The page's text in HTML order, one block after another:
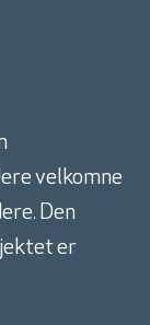
velkomne
Den
er